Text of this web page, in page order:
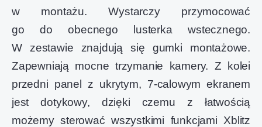
w montażu. Wystarczy przymocować
go do obecnego lusterka wstecznego.
W zestawie znajdują się gumki montażowe.
Zapewniają mocne trzymanie kamery. Z kolei
przedni panel z ukrytym, 7-calowym ekranem
jest dotykowy, dzięki czemu z łatwością
możemy sterować wszystkimi funkcjami Xblitz